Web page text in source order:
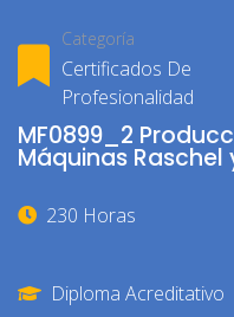
Categoría
Certificados De
Profesionalidad
MF0899_2
Máquinas
230 Horas
Diploma Acreditativo